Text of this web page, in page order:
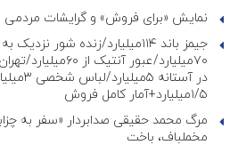
نمایش «برای فروش» و گرایشات مردمی
در آستانه
۱/۵میلیارد+آمار کامل فروش
مرگ محمد حقیقی صدابردار «سفر به
مخملباف، باخت